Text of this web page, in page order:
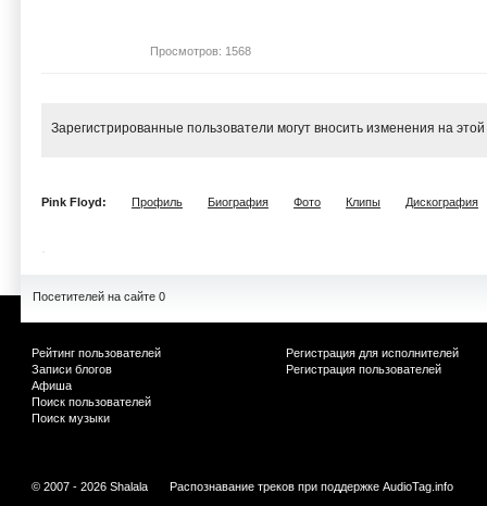
Просмотров: 1568
Зарегистрированные пользователи могут вносить изменения на
Pink Floyd: Профиль Биография Фото Клипы Дискография
Посетителей на сайте 0
Рейтинг пользователей
Записи блогов
Афиша
Поиск пользователей
Поиск музыки
Регистрация для исполнителей
Регистрация пользователей
© 2007 - 2026 Shalala Распознавание треков при поддержке AudioTag.info